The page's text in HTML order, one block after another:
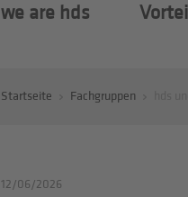
we are hds
Startseite Fachgruppen
12/06/2026